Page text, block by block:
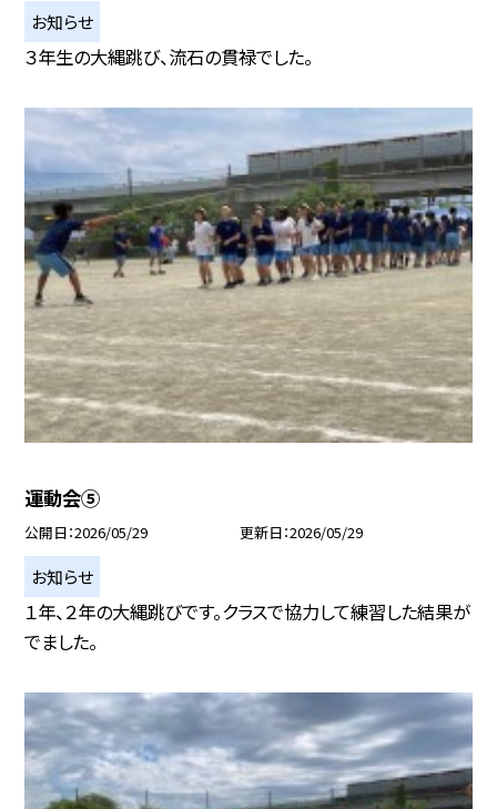
お知らせ
３年生の大縄跳び、流石の貫禄でした。
運動会⑤
公開日 2026/05/29 更新日 2026/05/29
お知らせ
１年、２年の大縄跳びです。クラスで協力して練習した結果が
でました。